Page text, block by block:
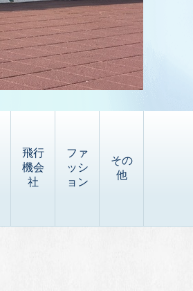
飛行
機会
社
ファ
ッシ
ョン
その
他